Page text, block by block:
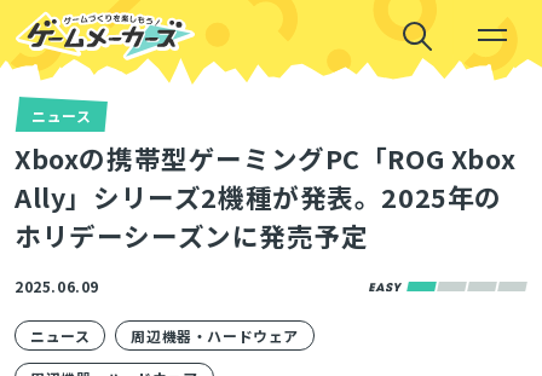
ニュース
Xboxの携帯型ゲーミングPC「ROG Xbox
Ally」シリーズ2機種が発表。2025年の
ホリデーシーズンに発売予定
2025.06.09
ニュース 周辺機器・ハードウェア